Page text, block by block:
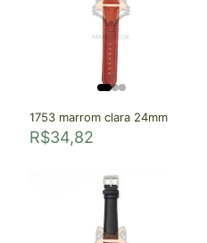
1753 marrom clara 24mm
R$34,82